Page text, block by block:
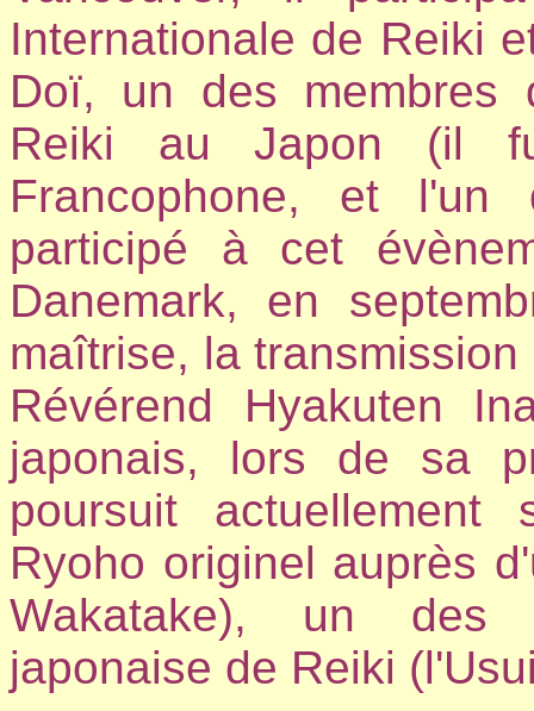
Internationale de Reiki
Doï, un des membres
Reiki au Japon (il
Francophone, et
participé à cet
Danemark, en
maîtrise, la
Révérend Hyakuten
japonais, lors de sa
poursuit actuellement
Ryoho originel auprès
Wakatake), un des
japonaise de Reiki